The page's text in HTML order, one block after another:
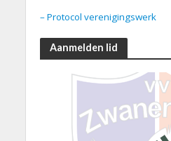
– Protocol verenigingswerk
Aanmelden lid